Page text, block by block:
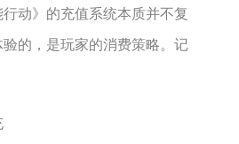
行动》的充值系统本质并不复
的，是玩家的消费策略。记